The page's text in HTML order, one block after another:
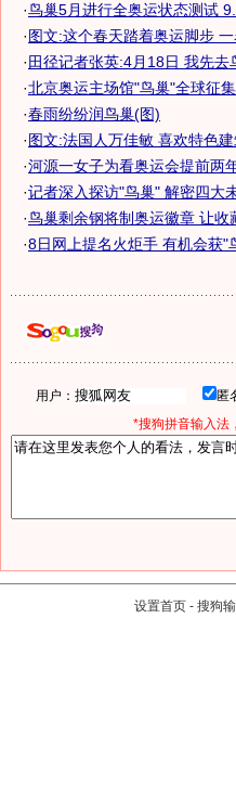
·鸟巢5月进行全奥运状态测试
·图文:这个春天踏着奥运脚步
· 田径记者张英:4月18日 我先去
·北京奥运主场馆"鸟巢"全球征
·春雨纷纷润鸟巢(图)
·图文:法国人万佳敏 喜欢特色
·河源一女子为看奥运会提前两
·记者深入探访"鸟巢" 解密四大
·鸟巢剩余钢将制奥运徽章 让收
·8日网上提名火炬手 有机会获"
用户： 匿
*搜狗拼音输入法
设置首页 - 搜狗